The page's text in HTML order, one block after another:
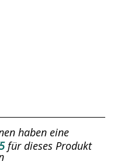
haben eine
für dieses Produkt